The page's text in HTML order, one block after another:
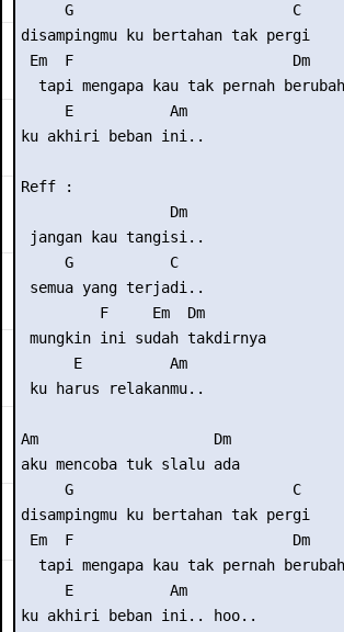
     G                         C
disampingmu ku bertahan tak pergi
Em  F                         Dm
  tapi mengapa kau tak pernah berubah
     E           Am
ku akhiri beban ini..
Reff :
                 Dm
jangan kau tangisi..
     G           C
semua yang terjadi..
         F     Em  Dm
mungkin ini sudah takdirnya
      E          Am
ku harus relakanmu..
Am                    Dm
aku mencoba tuk slalu ada
     G                         C
disampingmu ku bertahan tak pergi
Em  F                         Dm
  tapi mengapa kau tak pernah berubah
     E           Am
ku akhiri beban ini.. hoo..